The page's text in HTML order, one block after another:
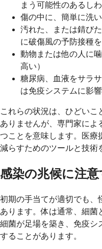
まう可能性のあるし
傷の中に、簡単に洗
汚れた、または錆び
に破傷風の予防接種
動物または他の人に
高い）
糖尿病、血液をサラ
は免疫システムに影
これらの状況は、ひどいこ
ありませんが、専門家によ
つことを意味します。医療
減らすためのツールと技術
感染の兆候に注
初期の手当てが適切でも、
あります。体は通常、細菌
細菌が足場を築き、免疫シ
することがあります。